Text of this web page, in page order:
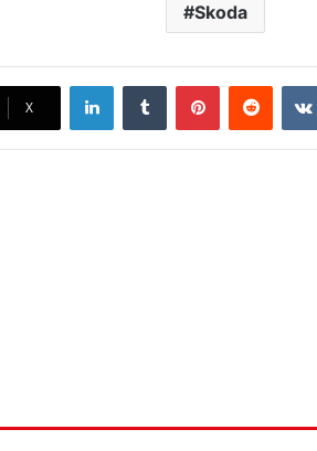
Skoda
X
LinkedInTumblr PinterestReddit